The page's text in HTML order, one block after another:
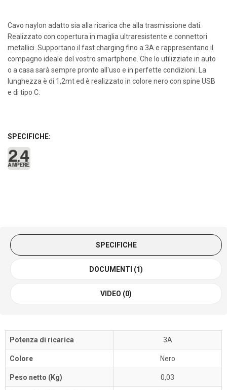
Cavo naylon adatto sia alla ricarica che alla trasmissione dati.
Realizzato con copertura in maglia ultraresistente e connettori
metallici. Supportano il fast charging fino a 3A e rappresentano il
compagno ideale del vostro smartphone. Che lo utilizziate in auto
o a casa sarà sempre pronto all'uso e in perfette condizioni. La
lunghezza è di 1,2mt ed è realizzato in colore nero con spine USB
e di tipo C.
SPECIFICHE:
SPECIFICHE
DOCUMENTI (1)
VIDEO (0)
Potenza di ricarica 3A
Colore Nero
Peso netto (Kg) 0,03